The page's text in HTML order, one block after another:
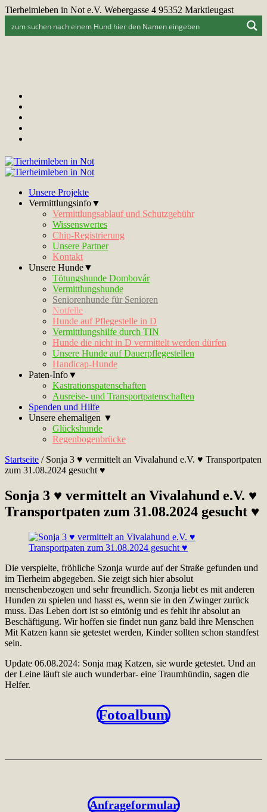
Tierheimleben in Not e.V. Webergasse 4 95352 Marktleugast
Unsere Projekte
Vermittlungsinfo▼
Vermittlungsablauf und Schutzgebühr
Wissenswertes
Chip-Registrierung
Unsere Partner
Kontakt
Unsere Hunde▼
Tötungshunde Dombovár
Vermittlungshunde
Seniorenhunde für Senioren
Notfelle
Hunde auf Pflegestelle in D
Vermittlungshilfe durch TIN
Hunde die nicht in D vermittelt werden dürfen
Unsere Hunde auf Dauerpflegestellen
Handicap-Hunde
Paten-Info▼
Kastrationspatenschaften
Ausreise- und Transportpatenschaften
Spenden und Hilfe
Unsere ehemaligen ▼
Glückshunde
Regenbogenbrücke
Startseite / Sonja 3 ♥ vermittelt an Vivalahund e.V. ♥ Transportpaten
zum 31.08.2024 gesucht ♥
Sonja 3 ♥ vermittelt an Vivalahund e.V. ♥
Transportpaten zum 31.08.2024 gesucht ♥
Die verspielte, fröhliche Szonja wurde auf der Straße gefunden und
im Tierheim abgegeben. Sie zeigt sich hier absolut
menschenbezogen und sehr freundlich. Szonja liebt es mit anderen
Hunden zu spielen und hasst es, wenn sie in den Zwinger zurück
muss. Das Leben dort ist so eintönig und es fehlt ihr absolut an
Beschäftigung. Wir hoffen sie findet nun ganz bald ihre Menschen
Mit Katzen kann sie getestet werden, Kinder sollten schon standfest
sein.
Update 06.08.2024: Sonja mag Katzen, sie wurde getestet. Und an
der Leine läuft sie auch wunderbar- eine Traumhündin, sagen die
Helfer.
Fotoalbum
Anfrageformular